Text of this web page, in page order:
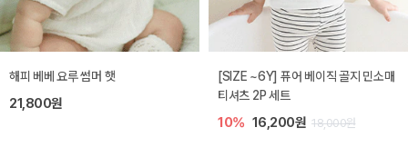
해피 베베 요루 썸머 햇
21,800원
[SIZE ~6Y] 퓨어 베이직 골지 민소매
티셔츠 2P 세트
10% 16,200원 18,000원